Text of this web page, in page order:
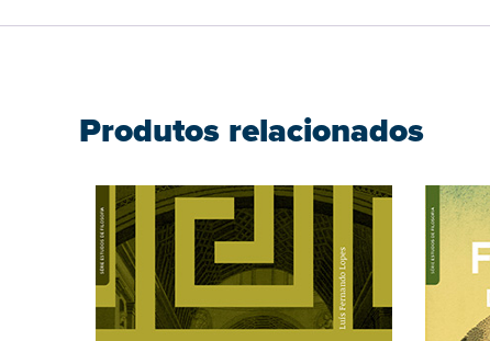
Produtos relacionados